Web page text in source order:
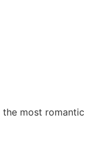
most romantic